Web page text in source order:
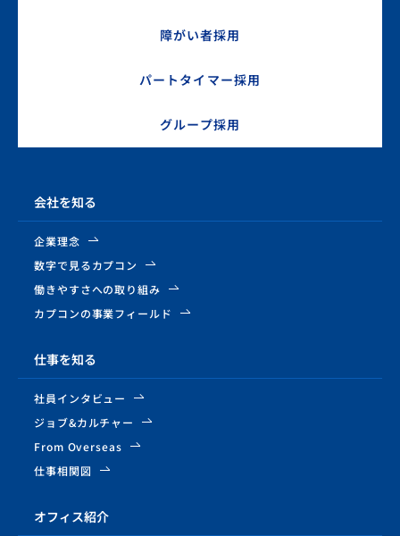
障がい者採用
パートタイマー採用
グループ採用
会社を知る
企業理念
数字で見るカプコン
働きやすさへの取り組み
カプコンの事業フィールド
仕事を知る
社員インタビュー
ジョブ&カルチャー
From Overseas
仕事相関図
オフィス紹介